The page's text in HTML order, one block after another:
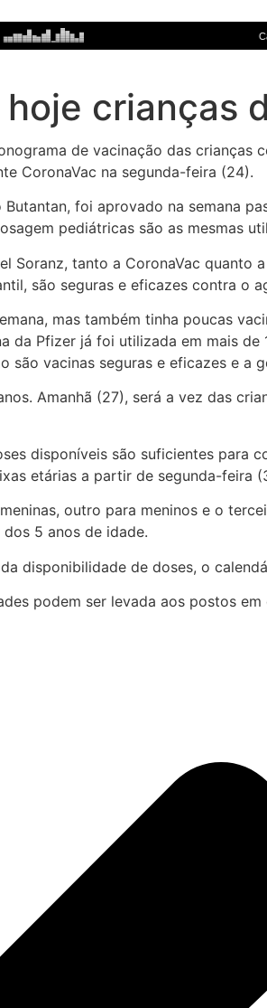
crianças
de vacinação das crianças
CoronaVac na segunda-feira (24).
foi aprovado na semana
pediátricas são as mesmas
Soranz, tanto a CoronaVac
são seguras e eficazes contra o
mas também tinha poucas
da Pfizer já foi utilizada em mais
vacinas seguras e eficazes e a
Amanhã (27), será a vez das
disponíveis são suficientes
etárias a partir de segunda-feira
outro para meninos e o
5 anos de idade.
disponibilidade de doses, o
podem ser levada aos postos